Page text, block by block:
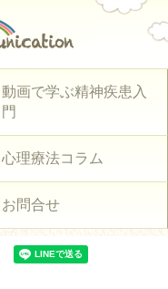
動画で学ぶ精神疾患入
門
心理療法コラム
お問合せ